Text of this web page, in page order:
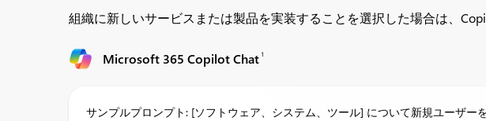
組織に新しいサービスまたは製品を実装することを選択した場合は、
Microsoft 365 Copilot Chat 1
サンプルプロンプト: [ソフトウェア、システム、ツール] について新規ユーザー